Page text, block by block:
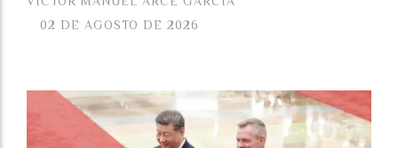
02 DE AGOSTO DE 2026